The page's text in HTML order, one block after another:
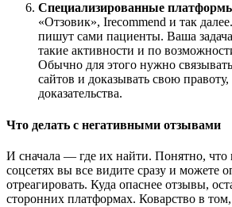
Специализированные
«Отзовик», Irecommend и так
пишут сами пациенты. Ваша
такие активности и по
Обычно для этого нужно
сайтов и доказывать свою
доказательства.
Что делать с негативными отзывами
И сначала — где их найти. Понятно, что
соцсетях вы все видите сразу и можете
отреагировать. Куда опаснее отзывы,
сторонних платформах. Коварство в